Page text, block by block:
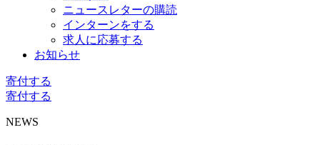
ニュースレターの購読
インターンをする
求人に応募する
お知らせ
寄付する
寄付する
NEWS